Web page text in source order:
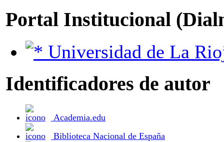
Portal Institucional
Universidad de La
Identificadores de autor
Academia.edu
Biblioteca Nacional de España